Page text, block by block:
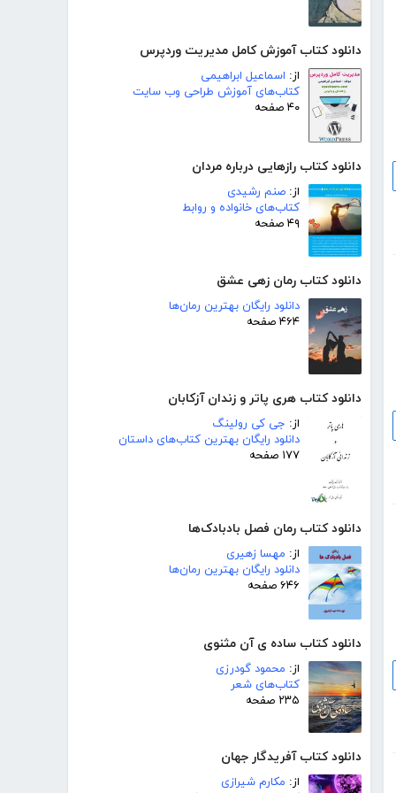
دانلود کتاب آموزش کامل مدیریت وردپرس
از: اسماعیل ابراهیمی
کتاب‌های آموزش طراحی وب سایت
۴۰ صفحه
دانلود کتاب رازهایی درباره مردان
از: صنم رشیدی
کتاب‌های خانواده و روابط
۴۹ صفحه
دانلود کتاب رمان زهی عشق
دانلود رایگان بهترین رمان‌ها
۴۶۴ صفحه
دانلود کتاب هری پاتر و زندان آزکابان
از: جی کی رولینگ
دانلود رایگان بهترین کتاب‌های داستان
۱۷۷ صفحه
دانلود کتاب رمان فصل بادبادک‌ها
از: مهسا زهیری
دانلود رایگان بهترین رمان‌ها
۶۴۶ صفحه
دانلود کتاب ساده ی آن مثنوی
از: محمود گودرزی
کتاب‌های شعر
۲۳۵ صفحه
دانلود کتاب آفریدگار جهان
از: مکارم شیرازی